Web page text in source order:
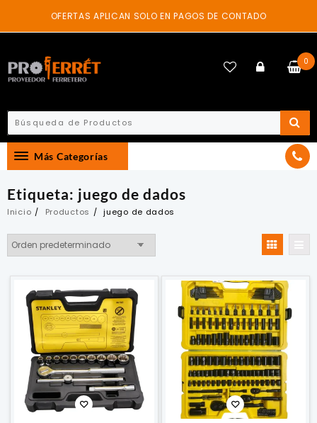
content
OFERTAS APLICAN SOLO EN PAGOS DE CONTADO
0
Más Categorías
Etiqueta: juego de dados
Inicio Productos juego de dados